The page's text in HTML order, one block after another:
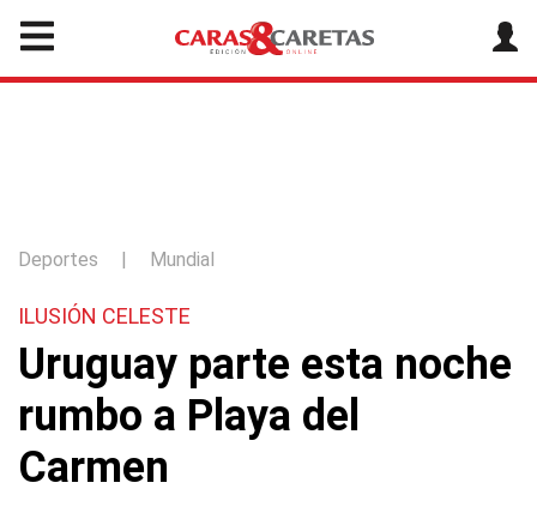
Deportes | Mundial
ILUSIÓN CELESTE
Uruguay parte esta noche
rumbo a Playa del
Carmen